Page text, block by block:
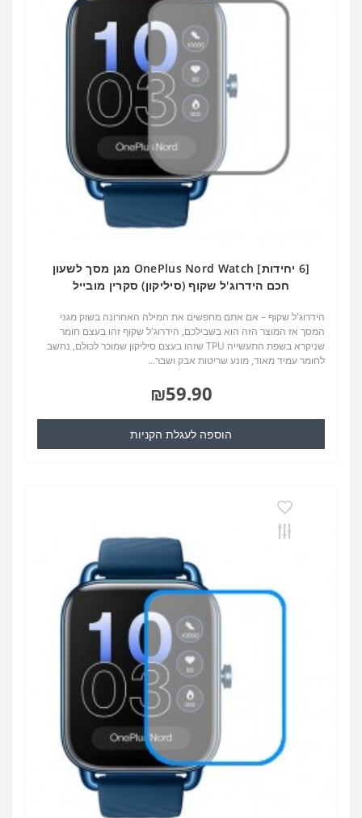
[6 יחידות] OnePlus Nord Watch מגן מסך לשעון
חכם הידרוג'ל שקוף (סיליקון) סקרין מובייל
הידרוג'ל שקוף – אם אתם מחפשים את המילה האחרונה בשוק מגני
המסך אז המוצר הזה הוא בשבילכם, הידרוג'ל שקוף זהו בעצם חומר
שניקרא בשפת התעשייה TPU שזהו בעצם סיליקון שמוכר לכולם, נחשב
לחומר עמיד מאוד, מונע שריטות אבק ושבר...
₪59.90
הוספה לעגלת הקניות